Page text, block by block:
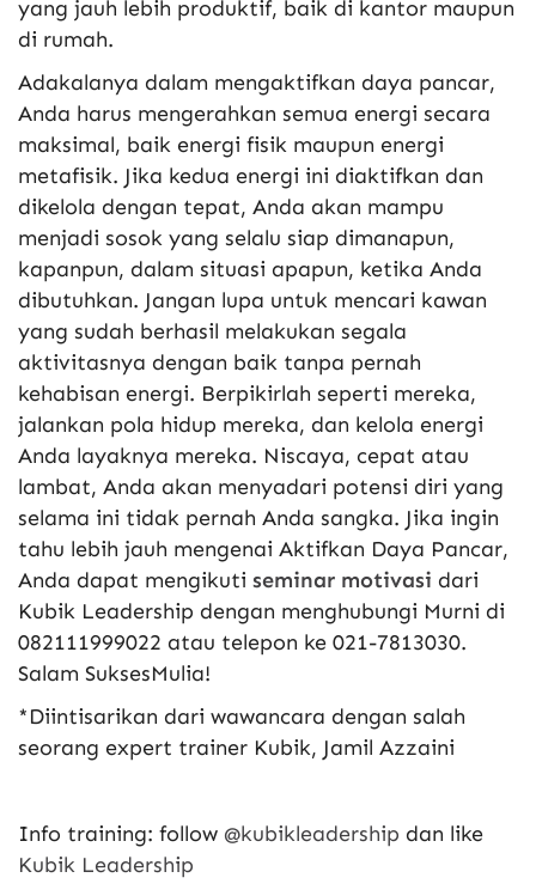
yang jauh lebih produktif, baik di kantor maupun
di rumah.
Adakalanya dalam mengaktifkan daya pancar,
Anda harus mengerahkan semua energi secara
maksimal, baik energi fisik maupun energi
metafisik. Jika kedua energi ini diaktifkan dan
dikelola dengan tepat, Anda akan mampu
menjadi sosok yang selalu siap dimanapun,
kapanpun, dalam situasi apapun, ketika Anda
dibutuhkan. Jangan lupa untuk mencari kawan
yang sudah berhasil melakukan segala
aktivitasnya dengan baik tanpa pernah
kehabisan energi. Berpikirlah seperti mereka,
jalankan pola hidup mereka, dan kelola energi
Anda layaknya mereka. Niscaya, cepat atau
lambat, Anda akan menyadari potensi diri yang
selama ini tidak pernah Anda sangka. Jika ingin
tahu lebih jauh mengenai Aktifkan Daya Pancar,
Anda dapat mengikuti seminar motivasi dari
Kubik Leadership dengan menghubungi Murni di
082111999022 atau telepon ke 021-7813030.
Salam SuksesMulia!
*Diintisarikan dari wawancara dengan salah
seorang expert trainer Kubik, Jamil Azzaini
Info training: follow @kubikleadership dan like
Kubik Leadership